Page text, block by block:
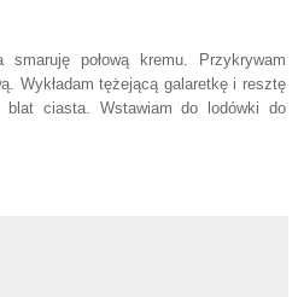
połową kremu. Przykrywam
Wykładam tężejącą galaretkę i resztę
blat ciasta. Wstawiam do lodówki do